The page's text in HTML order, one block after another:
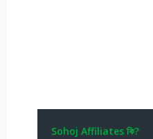
Sohoj Affiliates কি?